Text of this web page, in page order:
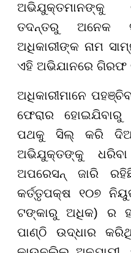
ଅଭିଯୁକ୍ତମାନଙ୍କୁ
ତଦନ୍ତରୁ ଅନେକ
ଅଧିକାରୀଙ୍କ ନାମ
ଏହି ଅଭିଯାନରେ ଗିରଫ
ଅଧିକାରୀମାନେ
ଫେରାର
ପଥକୁ ସିଲ୍ କରି
ଅଭିଯୁକ୍ତଙ୍କୁ
ଅପରେସନ୍ ଜାରି
କର୍ତ୍ତୃପକ୍ଷ ୧୦୭
ଟଙ୍କାରୁ ଅଧିକ) ର
ପାଣ୍ଠି ଉଦ୍ଧାର